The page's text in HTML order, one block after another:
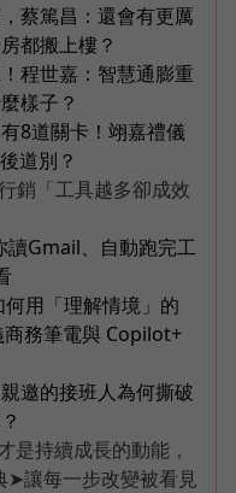
蔡篤昌：還會有更厲
都搬上樓？
程世嘉：智慧通膨重
樣子？
8道關卡！翊嘉禮儀
道別？
銷「工具越多卻成效
Gmail、自動跑完工
用「理解情境」的
務筆電與 Copilot+
邀的接班人為何撕破
是持續成長的動能，
➤讓每一步改變被看見